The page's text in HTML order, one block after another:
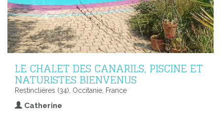
LE CHALET DES CANARILS, PISCINE ET
NATURISTES BIENVENUS
Restinclières (34), Occitanie, France
Catherine